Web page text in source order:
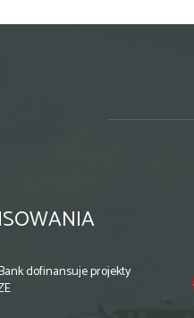
dofinansuje projekty